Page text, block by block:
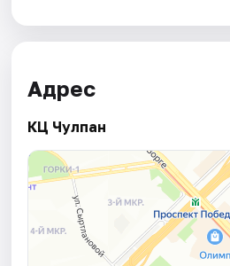
Адрес
КЦ Чулпан